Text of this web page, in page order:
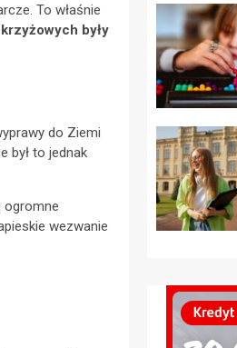
To właśnie
były
do Ziemi
był to jednak
ogromne
wezwanie